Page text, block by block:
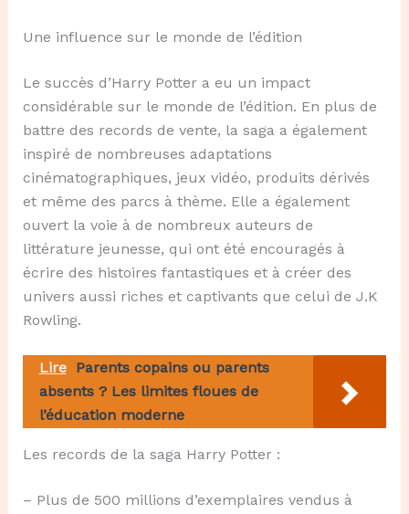
Une influence sur le monde de l’édition
Le succès d’Harry Potter a eu un impact
considérable sur le monde de l’édition. En plus de
battre des records de vente, la saga a également
inspiré de nombreuses adaptations
cinématographiques, jeux vidéo, produits dérivés
et même des parcs à thème. Elle a également
ouvert la voie à de nombreux auteurs de
littérature jeunesse, qui ont été encouragés à
écrire des histoires fantastiques et à créer des
univers aussi riches et captivants que celui de J.K
Rowling.
Lire Parents copains ou parents
absents ? Les limites floues de
l’éducation moderne
Les records de la saga Harry Potter :
– Plus de 500 millions d’exemplaires vendus à